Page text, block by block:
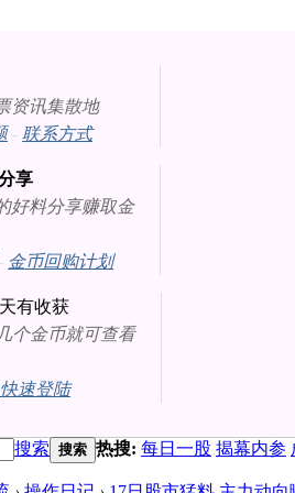
资讯集散地
- 联系方式
享
好料分享赚取金
金币回购计划
有收获
个金币就可查看
速登陆
搜索 搜索 热搜: 每日一股 揭幕内参